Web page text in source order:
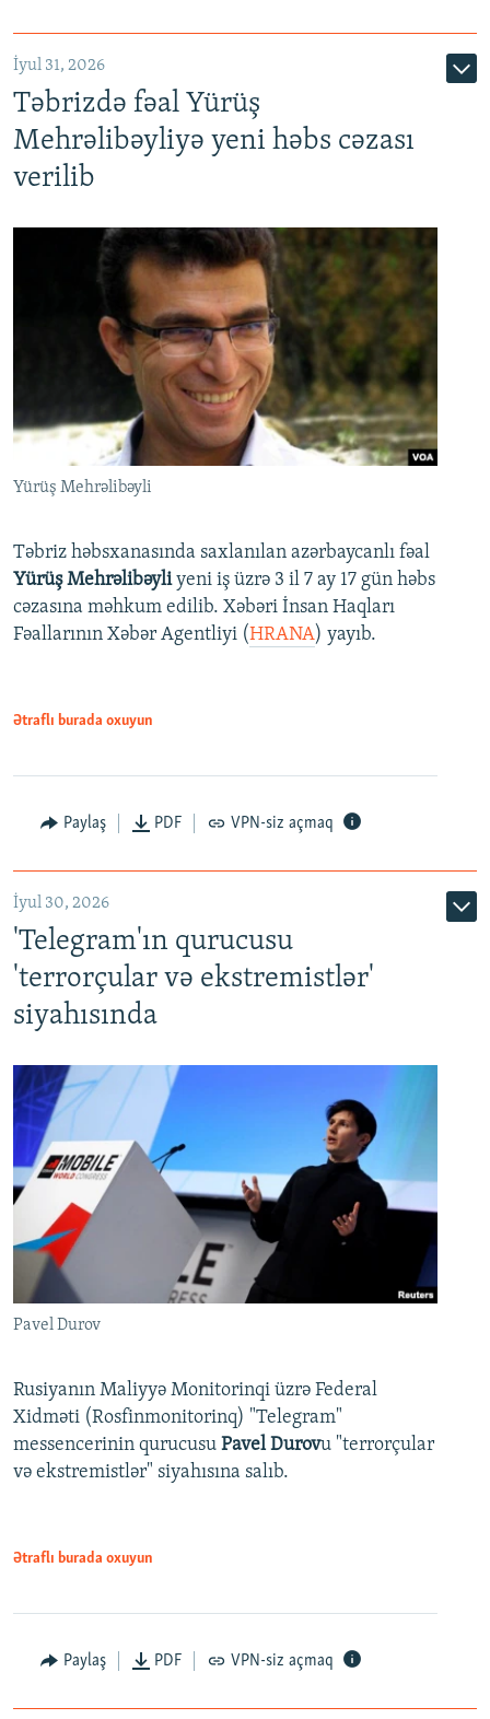
İyul 31, 2026
Təbrizdə fəal Yürüş
Mehrəlibəyliyə yeni həbs cəzası
verilib
Yürüş Mehrəlibəyli
Təbriz həbsxanasında saxlanılan azərbaycanlı fəal
Yürüş Mehrəlibəyliyeni iş üzrə 3 il 7 ay 17 gün həbs
cəzasına məhkum edilib. Xəbəri İnsan Haqları
Fəallarının Xəbər Agentliyi (HRANA) yayıb.
Ətraflı burada oxuyun
Paylaş PDF VPN-siz açmaq
İyul 30, 2026
'Telegram'ın qurucusu
'terrorçular və ekstremistlər'
siyahısında
Pavel Durov
Rusiyanın Maliyyə Monitorinqi üzrə Federal
Xidməti (Rosfinmonitorinq) "Telegram"
messencerinin qurucusu Pavel Durovu "terrorçular
və ekstremistlər" siyahısına salıb.
Ətraflı burada oxuyun
Paylaş PDF VPN-siz açmaq